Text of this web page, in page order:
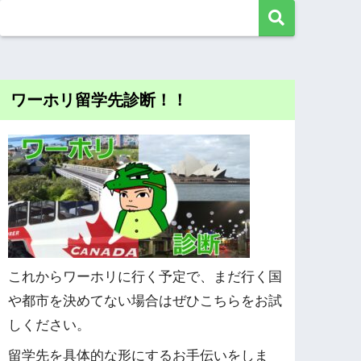
ワーホリ留学先診断！！
これからワーホリに行く予定で、まだ行く国
や都市を決めてない場合はぜひこちらをお試
しください。
留学先を具体的な形にするお手伝いをしま